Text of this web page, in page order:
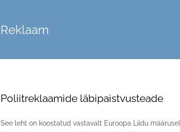
Reklaam
Poliitreklaamide läbipaistvusteade
See leht on koostatud vastavalt Euroopa Liidu